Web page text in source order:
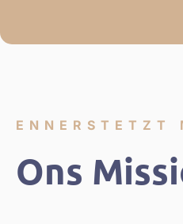
ENNERSTETZT
Ons